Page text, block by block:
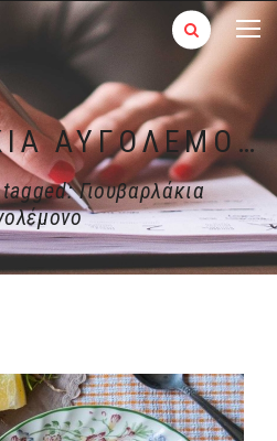
ΓΙΟΥΒΑΡΛΆΚΙΑ ΑΥΓΟΛΈΜΟΝΟ
Γιουβαρλάκια